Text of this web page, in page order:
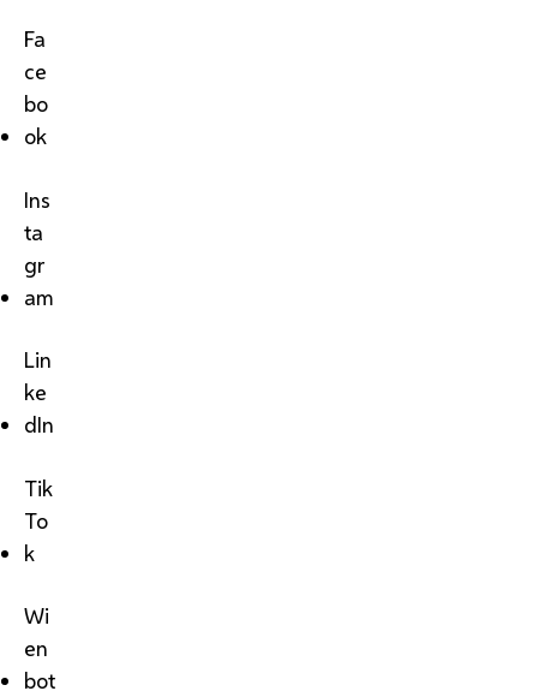
Fa
ce
bo
ok
Ins
ta
gr
am
Lin
ke
dIn
Tik
To
k
Wi
en
bot